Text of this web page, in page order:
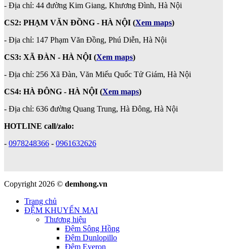
- Địa chỉ: 44 đường Kim Giang, Khương Đình, Hà Nội
CS2: PHẠM VĂN ĐỒNG - HÀ NỘI (Xem maps)
- Địa chỉ: 147 Phạm Văn Đồng, Phú Diễn, Hà Nội
CS3: XÃ ĐÀN - HÀ NỘI (Xem maps)
- Địa chỉ: 256 Xã Đàn, Văn Miếu Quốc Tử Giám, Hà Nội
CS4: HÀ ĐÔNG - HÀ NỘI (Xem maps)
- Địa chỉ: 636 đường Quang Trung, Hà Đông, Hà Nội
HOTLINE call/zalo:
- 0978248366 - 0961632626
Copyright 2026 © demhong.vn
Trang chủ
ĐỆM KHUYẾN MẠI
Thương hiệu
Đệm Sông Hồng
Đệm Dunlopillo
Đệm Everon